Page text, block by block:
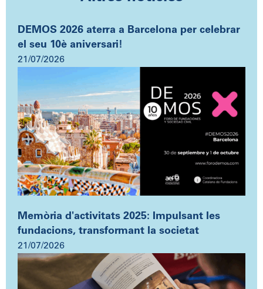
DEMOS 2026 aterra a Barcelona per celebrar
el seu 10è aniversari!
21/07/2026
Memòria d'activitats 2025: Impulsant les
fundacions, transformant la societat
21/07/2026